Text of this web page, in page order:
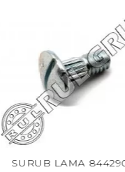
SURUB LAMA 84429099